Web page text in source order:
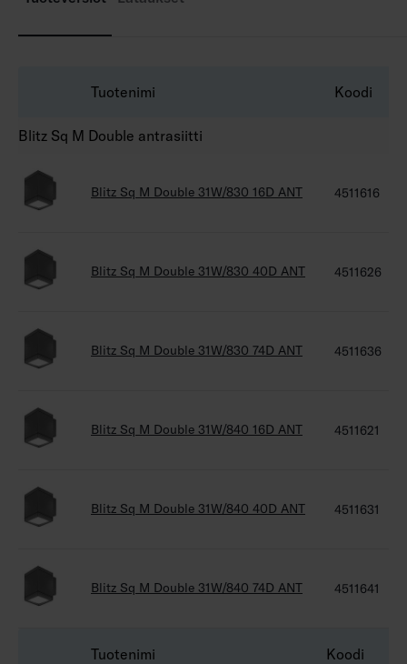
Tuotenimi Koodi
Blitz Sq M Double antrasiitti
Blitz Sq M Double 31W/830 16D ANT 4511616
Blitz Sq M Double 31W/830 40D ANT 4511626
Blitz Sq M Double 31W/830 74D ANT 4511636
Blitz Sq M Double 31W/840 16D ANT 4511621
Blitz Sq M Double 31W/840 40D ANT 4511631
Blitz Sq M Double 31W/840 74D ANT 4511641
Tuotenimi Koodi